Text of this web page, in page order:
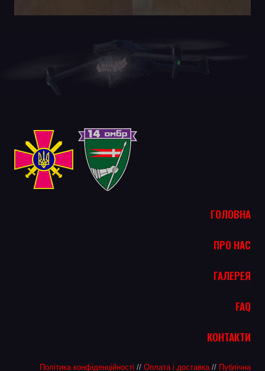
ГОЛОВНА
ПРО НАС
ГАЛЕРЕЯ
FAQ
КОНТАКТИ
Політика конфіденційності // Оплата і доставка// Публічна